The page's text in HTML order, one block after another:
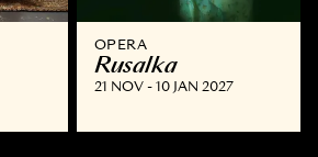
OPERA
Rusalka
21 NOV - 10 JAN 2027